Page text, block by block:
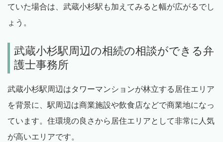
ていた場合は、武蔵小杉駅も加えてみると幅が広がるでし
ょう。
武蔵小杉駅周辺の相続の相談ができる弁
護士事務所
武蔵小杉駅周辺はタワーマンションが林立する居住エリア
を背景に、駅周辺は商業施設や飲食店などで商業地になっ
ています。住環境の良さから居住エリアとして非常に人気
が高いエリアです。